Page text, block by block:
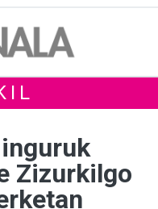
Zizurkilgo